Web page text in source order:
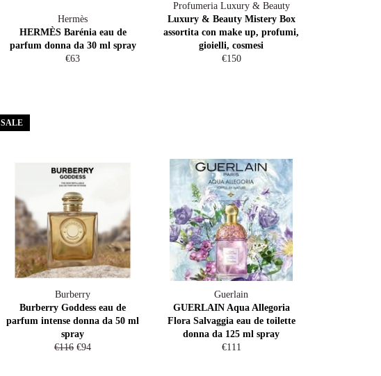
Hermès
HERMÈS Barénia eau de
parfum donna da 30 ml spray
Regular
€63
Profumeria Luxury & Beauty
Luxury & Beauty Mistery Box
assortita con make up, profumi,
gioielli, cosmesi
Regular
€150
Burberry
Burberry Goddess eau de
parfum intense donna da 50 ml
spray
Regular
€116 Sale
€94
SALE
Guerlain
GUERLAIN Aqua Allegoria
Flora Salvaggia eau de toilette
donna da 125 ml spray
Regular
€111